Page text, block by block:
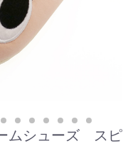
ムシューズ スピ